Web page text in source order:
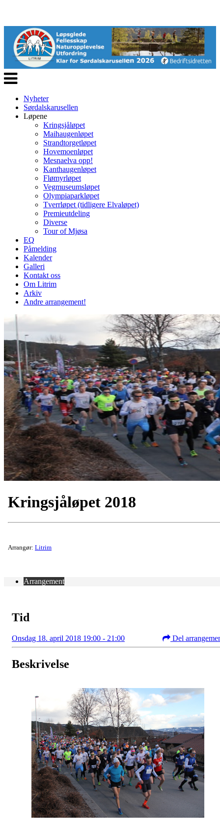
Veksle
navigasjon
Nyheter
Sørdalskarusellen
Løpene
Kringsjåløpet
Maihaugenløpet
Strandtorgetløpet
Hovemoenløpet
Mesnaelva opp!
Kanthaugenløpet
Flømyrløpet
Vegmuseumsløpet
Olympiaparkløpet
Tverrløpet (tidligere Elvaløpet)
Premieutdeling
Diverse
Tour of Mjøsa
EQ
Påmelding
Kalender
Galleri
Kontakt oss
Om Litrim
Arkiv
Andre arrangement!
Kringsjåløpet 2018
Arrangør: Litrim
Arrangement
Tid
Onsdag 18. april 2018 19:00 - 21:00 Del
Beskrivelse